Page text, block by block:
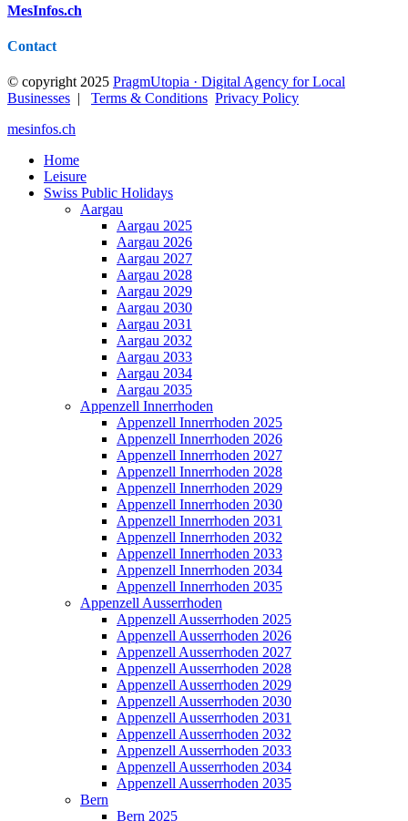
MesInfos.ch
Contact
© copyright 2025 PragmUtopia · Digital Agency for Local
Businesses | Terms & Conditions Privacy Policy
mesinfos.ch
Home
Leisure
Swiss Public Holidays
Aargau
Aargau 2025
Aargau 2026
Aargau 2027
Aargau 2028
Aargau 2029
Aargau 2030
Aargau 2031
Aargau 2032
Aargau 2033
Aargau 2034
Aargau 2035
Appenzell Innerrhoden
Appenzell Innerrhoden 2025
Appenzell Innerrhoden 2026
Appenzell Innerrhoden 2027
Appenzell Innerrhoden 2028
Appenzell Innerrhoden 2029
Appenzell Innerrhoden 2030
Appenzell Innerrhoden 2031
Appenzell Innerrhoden 2032
Appenzell Innerrhoden 2033
Appenzell Innerrhoden 2034
Appenzell Innerrhoden 2035
Appenzell Ausserrhoden
Appenzell Ausserrhoden 2025
Appenzell Ausserrhoden 2026
Appenzell Ausserrhoden 2027
Appenzell Ausserrhoden 2028
Appenzell Ausserrhoden 2029
Appenzell Ausserrhoden 2030
Appenzell Ausserrhoden 2031
Appenzell Ausserrhoden 2032
Appenzell Ausserrhoden 2033
Appenzell Ausserrhoden 2034
Appenzell Ausserrhoden 2035
Bern
Bern 2025